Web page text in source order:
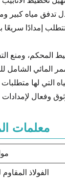
والذي يمكن أن يدعم معدل تدفق
إمدادًا سريعًا
المحكم، ومنع
المائي الشامل
التي لها
وفعال لإمدادات
معلمات
الفولاذ المقاوم